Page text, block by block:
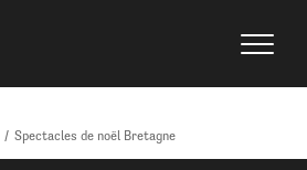
/ Spectacles de noël Bretagne